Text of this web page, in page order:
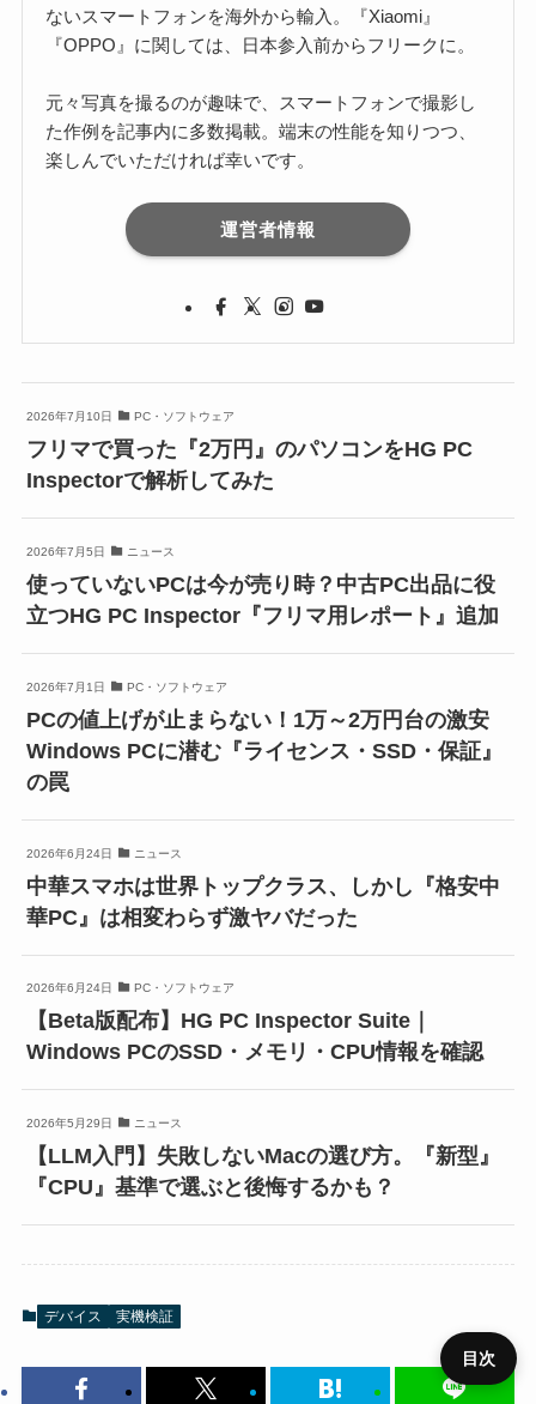
ないスマートフォンを海外から輸入。『Xiaomi』
『OPPO』に関しては、日本参入前からフリークに。
元々写真を撮るのが趣味で、スマートフォンで撮影し
た作例を記事内に多数掲載。端末の性能を知りつつ、
楽しんでいただければ幸いです。
運営者情報
2026年7月10日 PC・ソフトウェア
フリマで買った『2万円』のパソコンをHG PC
Inspectorで解析してみた
2026年7月5日 ニュース
使っていないPCは今が売り時？中古PC出品に役
立つHG PC Inspector『フリマ用レポート』追加
2026年7月1日 PC・ソフトウェア
PCの値上げが止まらない！1万～2万円台の激安
Windows PCに潜む『ライセンス・SSD・保証』
の罠
2026年6月24日 ニュース
中華スマホは世界トップクラス、しかし『格安中
華PC』は相変わらず激ヤバだった
2026年6月24日 PC・ソフトウェア
【Beta版配布】HG PC Inspector Suite｜
Windows PCのSSD・メモリ・CPU情報を確認
2026年5月29日 ニュース
【LLM入門】失敗しないMacの選び方。『新型』
『CPU』基準で選ぶと後悔するかも？
デバイス 実機検証
目次